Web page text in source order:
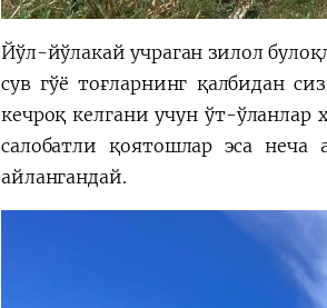
Йўл-йўлакай учраган зилол
сув гўё тоғларнинг қалбидан
кечроқ келгани учун ўт-
салобатли қоятошлар эса неча
айлангандай.